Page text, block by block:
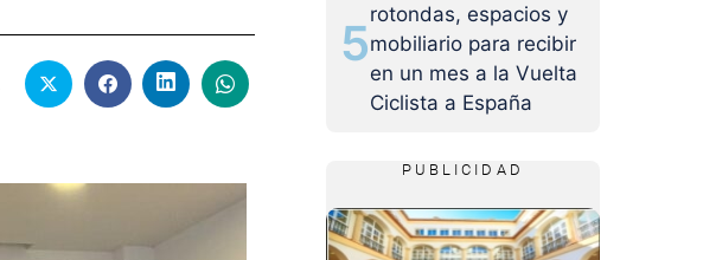
5
rotondas, espacios y
mobiliario para recibir
en un mes a la Vuelta
Ciclista a España
PUBLICIDAD